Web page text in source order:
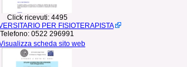
Click ricevuti: 4495
PER FISIOTERAPISTA
Telefono: 0522 296991
scheda sito web